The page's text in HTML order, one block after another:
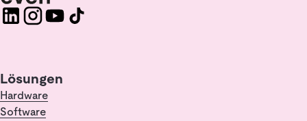
Lösungen
Hardware
Software